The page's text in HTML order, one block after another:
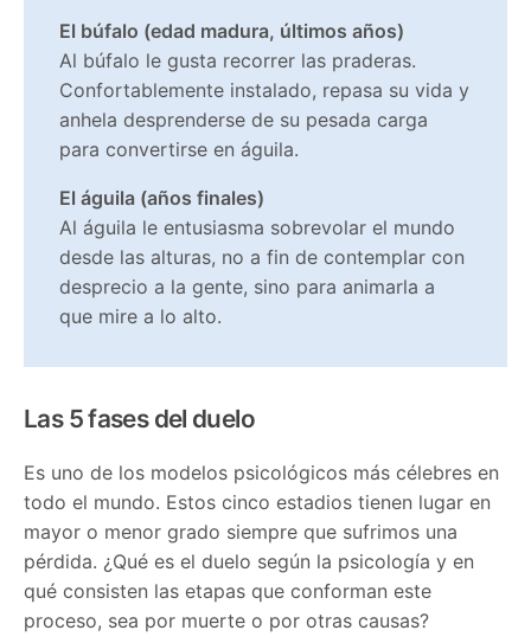
El búfalo (edad madura, últimos años)
Al búfalo le gusta recorrer las praderas.
Confortablemente instalado, repasa su vida y
anhela desprenderse de su pesada carga
para convertirse en águila.
El águila (años finales)
Al águila le entusiasma sobrevolar el mundo
desde las alturas, no a fin de contemplar con
desprecio a la gente, sino para animarla a
que mire a lo alto.
Las 5 fases del duelo
Es uno de los modelos psicológicos más célebres en
todo el mundo. Estos cinco estadios tienen lugar en
mayor o menor grado siempre que sufrimos una
pérdida. ¿Qué es el duelo según la psicología y en
qué consisten las etapas que conforman este
proceso, sea por muerte o por otras causas?